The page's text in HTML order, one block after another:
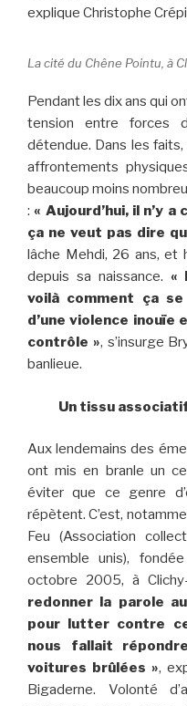
explique Christophe
La cité du Chêne Pointu, à
Pendant les dix ans qui
tension entre forces
détendue. Dans les
affrontements
beaucoup moins
: « Aujourd’hui, il n’y
ça ne veut pas dire
lâche Mehdi, 26 ans, et
depuis sa naissance. «
voilà comment ça
d’une violence inouïe
contrôle », s’insurge
banlieue.
Un tissu
Aux lendemains des
ont mis en branle un
éviter que ce genre
répètent. C’est,
Feu (Association
ensemble unis),
octobre 2005, à
redonner la parole
pour lutter contre
nous fallait
voitures brûlées »,
Bigaderne. Volonté